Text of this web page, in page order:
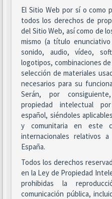
El Sitio Web por sí o como
todos los derechos de
del Sitio Web, así como de
mismo (a título
sonido, audio, vídeo,
logotipos, combinaciones
selección de materiales
necesarios para su
Serán, por
propiedad intelectual
español, siéndoles
y comunitaria en este
internacionales relativos
España.
Todos los derechos
en la Ley de Propiedad
prohibidas la
comunicación pública,